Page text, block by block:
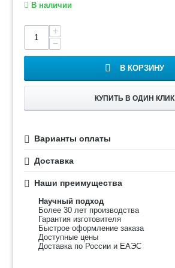
В наличии
+
−
В КОРЗИНУ
КУПИТЬ В ОДИН КЛИК
Варианты оплаты
Доставка
Наши преимущества
Научный подход
Более 30 лет производства
Гарантия изготовителя
Быстрое оформление заказа
Доступные цены
Доставка по России и ЕАЭС